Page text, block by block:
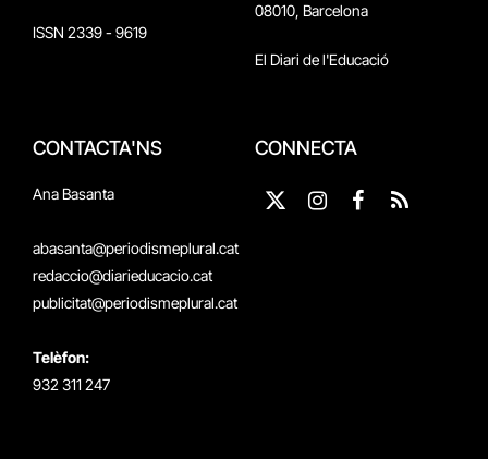
ISSN 2339 - 9619
08010, Barcelona
El Diari de l'Educació
CONTACTA'NS
Ana Basanta
abasanta@periodismeplural.cat
redaccio@diarieducacio.cat
publicitat@periodismeplural.cat
Telèfon:
932 311 247
CONNECTA
X
Instagram
Facebook
RSS